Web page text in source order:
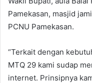
Pamekasan, masjid
PCNU Pamekasan.
“Terkait dengan
MTQ 29 kami sudap
internet. Prinsipnya